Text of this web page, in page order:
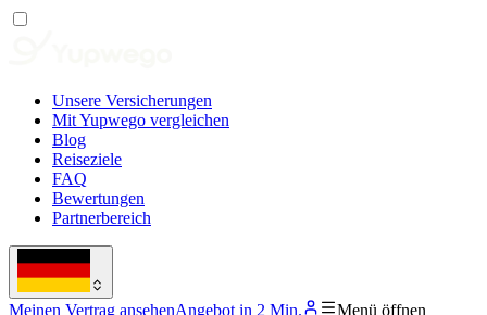
Unsere Versicherungen
Mit Yupwego vergleichen
Blog
Reiseziele
FAQ
Bewertungen
Partnerbereich
Meinen Vertrag ansehenAngebot in 2 Min. Menü öffnen